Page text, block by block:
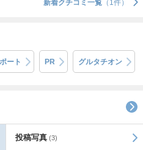
新着クチコミ一覧 （1件）
ート PR グルタチオン
投稿写真 (3)